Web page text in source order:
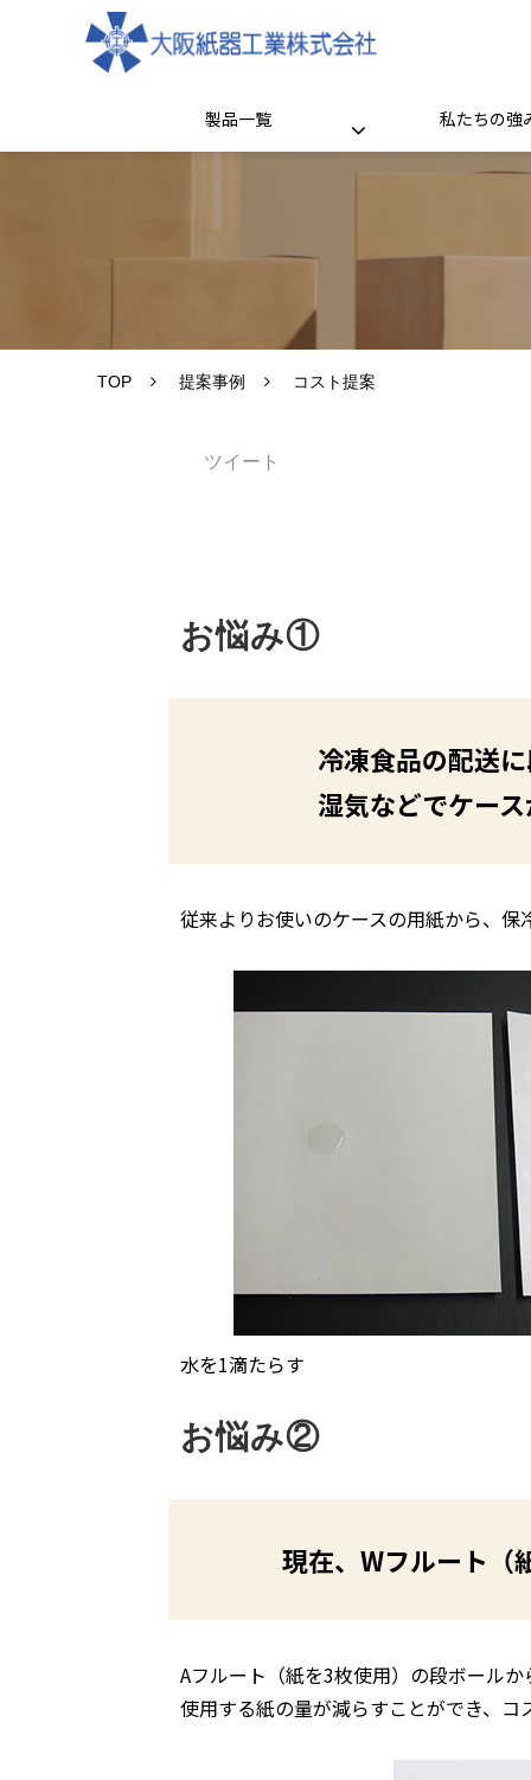
製品一覧 私たちの強
TOP 提案事例 コスト提案
ツイート
お悩み①
冷凍食品の配送
湿気などでケー
従来よりお使いのケースの用紙から、
水を1滴たらす
お悩み②
現在、Wフルート（
Aフルート（紙を3枚使用）の段ボール
使用する紙の量が減らすことができ、